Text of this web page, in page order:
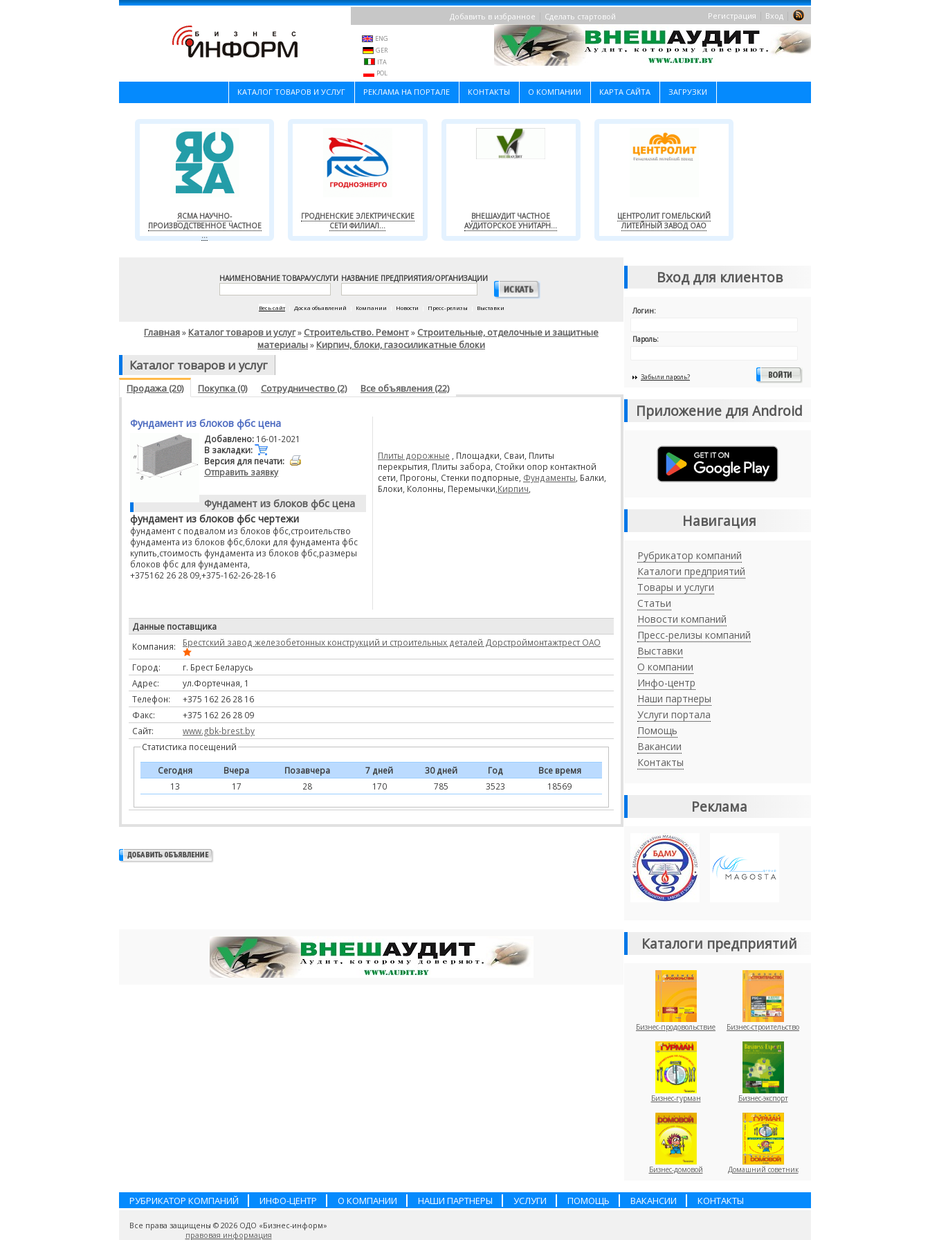
Регистрация Вход
Добавить в избранное Сделать стартовой
ENG
GER
ITA
POL
КАТАЛОГ ТОВАРОВ И УСЛУГ РЕКЛАМА НА ПОРТАЛЕ КОНТАКТЫ О КОМПАНИИ КАРТА САЙТА ЗАГРУЗКИ
ЯСМА НАУЧНО-
ПРОИЗВОДСТВЕННОЕ ЧАСТНОЕ
...
ГРОДНЕНСКИЕ ЭЛЕКТРИЧЕСКИЕ
СЕТИ ФИЛИАЛ...
ВНЕШАУДИТ ЧАСТНОЕ
АУДИТОРСКОЕ УНИТАРН...
ЦЕНТРОЛИТ ГОМЕЛЬСКИЙ
ЛИТЕЙНЫЙ ЗАВОД ОАО
НАИМЕНОВАНИЕ ТОВАРА/УСЛУГИ НАЗВАНИЕ ПРЕДПРИЯТИЯ/ОРГАНИЗАЦИИ
Весь сайт Доска объявлений Компании Новости Пресс-релизы Выставки
Главная» Каталог товаров и услуг» Строительство. Ремонт» Строительные, отделочные и защитные
материалы» Кирпич, блоки, газосиликатные блоки
Каталог товаров и услуг
Продажа (20) Покупка (0) Сотрудничество (2) Все объявления (22)
Фундамент из блоков фбс цена
Добавлено: 16-01-2021
В закладки:
Версия для печати:
Отправить заявку
Фундамент из блоков фбс цена
фундамент из блоков фбс чертежи
фундамент с подвалом из блоков фбс,строительство
фундамента из блоков фбс,блоки для фундамента фбс
купить,стоимость фундамента из блоков фбс,размеры
блоков фбс для фундамента,
+375162 26 28 09,+375-162-26-28-16
Плиты дорожные , Площадки, Сваи, Плиты
перекрытия, Плиты забора, Стойки опор контактной
сети, Прогоны, Стенки подпорные, Фундаменты , Балки,
Блоки, Колонны, Перемычки, Кирпич
Данные поставщика
Компания:
Брестский завод железобетонных конструкций и строительных деталей Дорстроймонтажтрест ОАО
Город:
г. Брест Беларусь
Адрес:
ул.Фортечная, 1
Телефон:
+375 162 26 28 16
Факс:
+375 162 26 28 09
Сайт:
www.gbk-brest.by
Статистика посещений
Сегодня Вчера Позавчера 7 дней 30 дней Год
Все время
13
17 28 170 785 3523 18569
Вход для клиентов
Логин:
Пароль:
Забыли пароль?
Приложение для Android
Навигация
Рубрикатор компаний
Каталоги предприятий
Товары и услуги
Статьи
Новости компаний
Пресс-релизы компаний
Выставки
О компании
Инфо-центр
Наши партнеры
Услуги портала
Помощь
Вакансии
Контакты
Реклама
Каталоги предприятий
Бизнес-продовольствие Бизнес-строительство
Бизнес-гурман Бизнес-экспорт
Бизнес-домовой Домашний советник
РУБРИКАТОР КОМПАНИЙ ИНФО-ЦЕНТР О КОМПАНИИ НАШИ ПАРТНЕРЫ УСЛУГИ ПОМОЩЬ ВАКАНСИИ КОНТАКТЫ
Все права защищены © 2026 ОДО «Бизнес-информ»
правовая информация